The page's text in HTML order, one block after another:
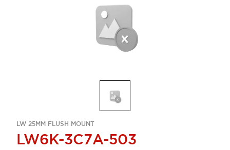
LW 25MM FLUSH MOUNT
LW6K-3C7A-503